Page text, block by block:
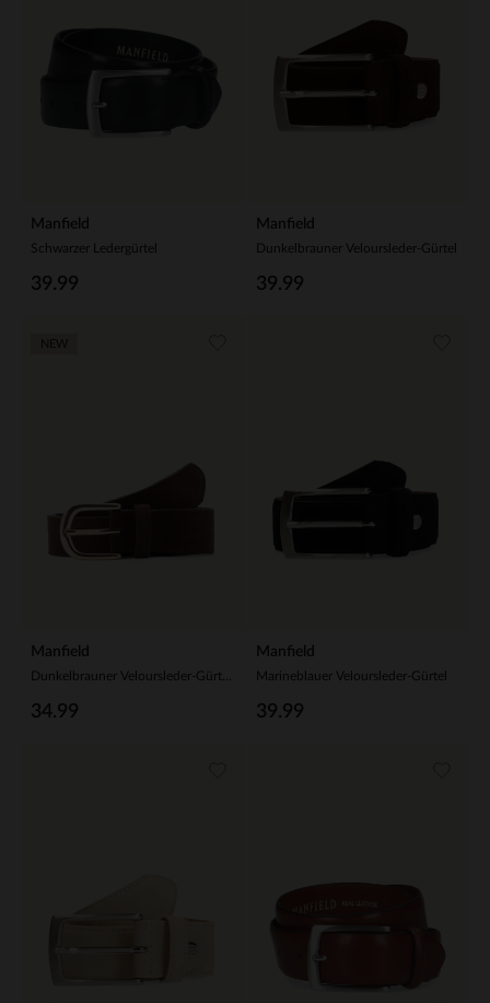
Manfield
Schwarzer Ledergürtel
39.99
Manfield
Dunkelbrauner Veloursleder-Gürtel
39.99
Manfield
34.99
Manfield
Marineblauer Veloursleder-Gürtel
39.99